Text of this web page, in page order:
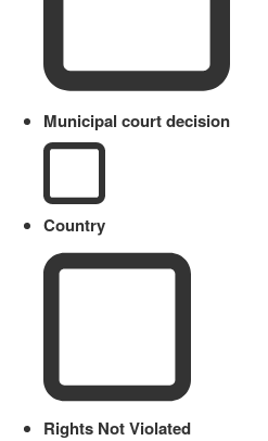
Municipal court decision
Country
Rights Not Violated